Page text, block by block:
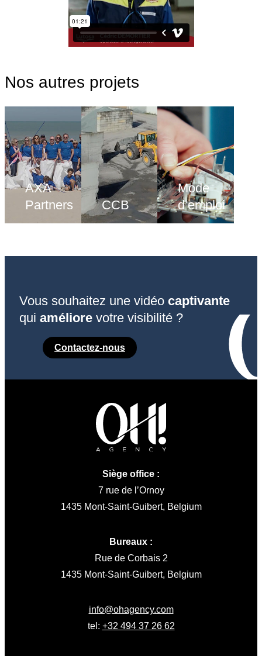
Nos autres projets
AXA
Partners
CCB
Mode
d’emploi
Vous souhaitez une vidéo captivante
qui améliore votre visibilité ?
Contactez-nous
Siège office :
7 rue de l’Ornoy
1435 Mont-Saint-Guibert, Belgium
Bureaux :
Rue de Corbais 2
1435 Mont-Saint-Guibert, Belgium
info@ohagency.com
tel: +32 494 37 26 62